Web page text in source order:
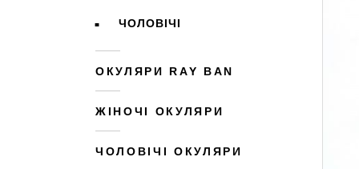
ЧОЛОВІЧІ
ОКУЛЯРИ RAY BAN
ЖІНОЧІ ОКУЛЯРИ
ЧОЛОВІЧІ ОКУЛЯРИ